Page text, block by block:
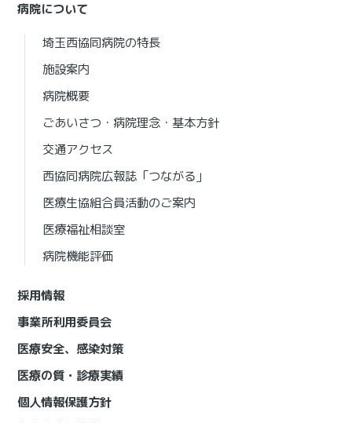
病院について
埼玉西協同病院の特長
施設案内
病院概要
ごあいさつ・病院理念・基本方針
交通アクセス
西協同病院広報誌「つながる」
医療生協組合員活動のご案内
医療福祉相談室
病院機能評価
採用情報
事業所利用委員会
医療安全、感染対策
医療の質・診療実績
個人情報保護方針